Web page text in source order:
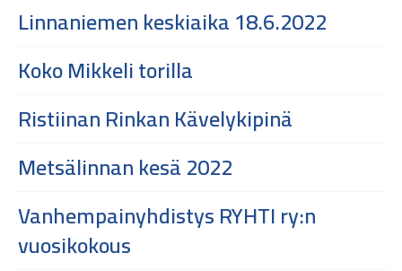
Linnaniemen keskiaika 18.6.2022
Koko Mikkeli torilla
Ristiinan Rinkan Kävelykipinä
Metsälinnan kesä 2022
Vanhempainyhdistys RYHTI ry:n
vuosikokous